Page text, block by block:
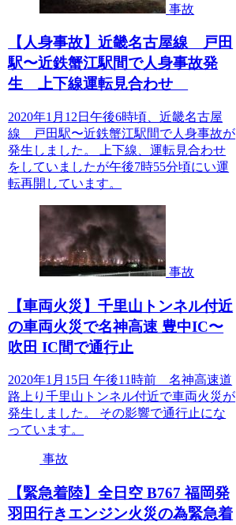
事故
【人身事故】近畿名古屋線 戸田
駅〜近鉄蟹江駅間で人身事故発
生 上下線運転見合わせ
2020年1月12日午後6時頃、近畿名古屋
線 戸田駅〜近鉄蟹江駅間で人身事故が
発生しました。 上下線、運転見合わせ
をしていましたが午後7時55分頃にい運
転再開しています。
事故
【車両火災】千里山トンネル付近
の車両火災で名神高速 豊中IC〜
吹田 IC間で通行止
2020年1月15日 午後11時前 名神高速道
路上り千里山トンネル付近で車両火災が
発生しました。 その影響で通行止にな
っています。
事故
【緊急着陸】全日空 B767 福岡発
羽田行きエンジン火災の為緊急着